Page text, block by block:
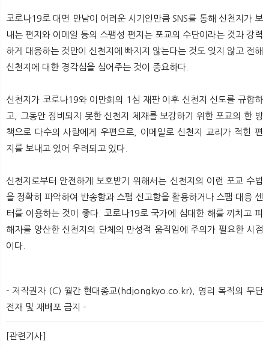
코로나19로 대면 만남이 어려운 시기인만큼 SNS를 통해 신천지가 보
내는 편지와 이메일 등의 스팸성 편지는 포교의 수단이라는 것과 강력
하게 대응하는 것만이 신천지에 빠지지 않는다는 것도 잊지 않고 전해
신천지에 대한 경각심을 심어주는 것이 중요하다.
신천지가 코로나19와 이만희의 1심 재판 이후 신천지 신도를 규합하
고, 그동안 정비되지 못한 신천지 체재를 보강하기 위한 포교의 한 방
책으로 다수의 사람에게 우편으로, 이메일로 신천지 교리가 적힌 편
지를 보내고 있어 우려되고 있다.
신천지로부터 안전하게 보호받기 위해서는 신천지의 이런 포교 수법
을 정확히 파악하여 반송함과 스팸 신고함을 활용하거나 스팸 대응 센
터를 이용하는 것이 좋다. 코로나19로 국가에 심대한 해를 끼치고 피
해자를 양산한 신천지의 단체의 만성적 움직임에 주의가 필요한 시점
이다.
- 저작권자 (C) 월간 현대종교(hdjongkyo.co.kr), 영리 목적의 무단
전재 및 재배포 금지 -
[관련기사]